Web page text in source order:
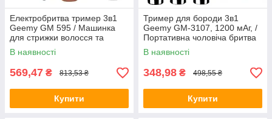
Електробритва тример 3в1
Geemy GM 595 / Машинка
для стрижки волосся та
бороди / Акумуляторний
тример для носа
В наявності
569,47 ₴ 813,53 ₴
Купити
Тример для бороди 3в1
Geemy GM-3107, 1200 мАг, /
Портативна чоловіча бритва
для обличчя, носа та вух
В наявності
348,98 ₴ 498,55 ₴
Купити